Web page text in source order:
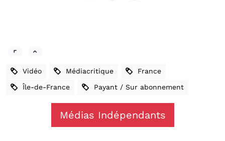
Vidéo Médiacritique France
Île-de-France Payant / Sur abonnement
Médias Indépendants